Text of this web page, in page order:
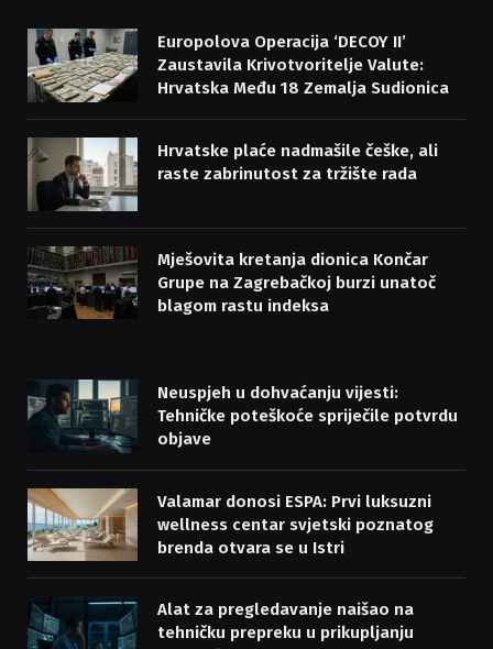
Europolova Operacija ‘DECOY II’
Zaustavila Krivotvoritelje Valute:
Hrvatska Među 18 Zemalja Sudionica
Hrvatske plaće nadmašile češke, ali
raste zabrinutost za tržište rada
Mješovita kretanja dionica Končar
Grupe na Zagrebačkoj burzi unatoč
blagom rastu indeksa
Neuspjeh u dohvaćanju vijesti:
Tehničke poteškoće spriječile potvrdu
objave
Valamar donosi ESPA: Prvi luksuzni
wellness centar svjetski poznatog
brenda otvara se u Istri
Alat za pregledavanje naišao na
tehničku prepreku u prikupljanju